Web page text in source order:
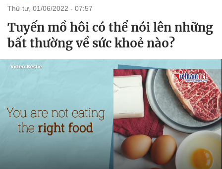
thứ tư, 01/06/2022 - 07:57
Tuyến mồ hôi có thể nói lên những
bất thường về sức khoẻ nào?